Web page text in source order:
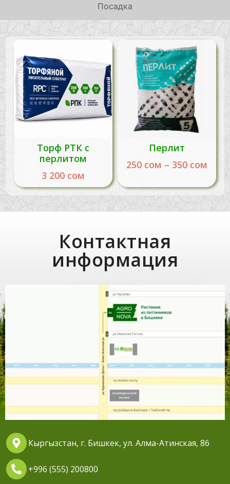
Посадка
Торф РТК с
перлитом
3 200 сом
Перлит
250 сом – 350 сом
Контактная
информация
Кыргызстан, г. Бишкек, ул. Алма-Атинская, 86
+996 (555) 200800